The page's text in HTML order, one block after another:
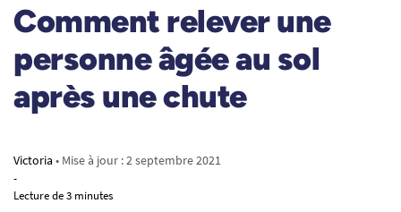
Comment relever une
personne âgée au sol
après une chute
Victoria • Mise à jour :2 septembre 2021
-
Lecture de 3 minutes